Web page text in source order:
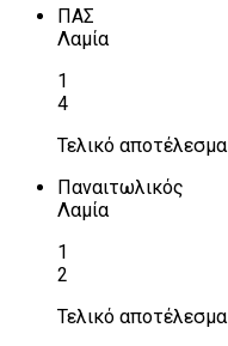
ΠΑΣ
Λαμία
1
4
Τελικό αποτέλεσμα
Παναιτωλικός
Λαμία
1
2
Τελικό αποτέλεσμα